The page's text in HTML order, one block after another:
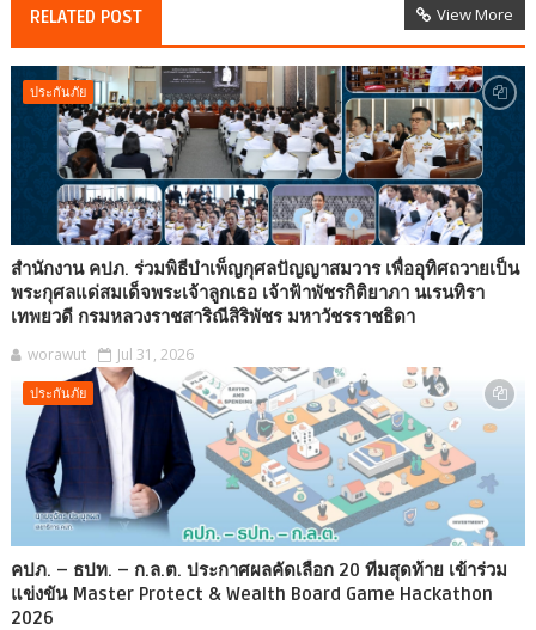
RELATED POST View More
ประกันภัย
สำนักงาน คปภ. ร่วมพิธีบำเพ็ญกุศลปัญญาสมวาร เพื่ออุทิศถวายเป็น
พระกุศลแด่สมเด็จพระเจ้าลูกเธอ เจ้าฟ้าพัชรกิติยาภา นเรนทิรา
เทพยวดี กรมหลวงราชสาริณีสิริพัชร มหาวัชรราชธิดา
worawut Jul 31, 2026
ประกันภัย
คปภ. – ธปท. – ก.ล.ต. ประกาศผลคัดเลือก 20 ทีมสุดท้าย เข้าร่วม
แข่งขัน Master Protect & Wealth Board Game Hackathon
2026